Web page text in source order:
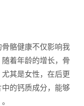
骼健康不仅影响我
着年龄的增长，骨
其是女性，在后更
的钙质成分，能够